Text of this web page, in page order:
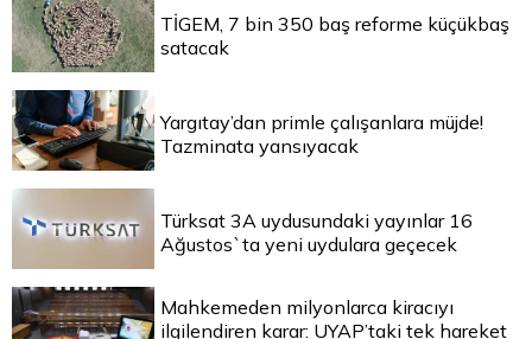
TİGEM, 7 bin 350 baş reforme küçükbaş
satacak
Yargıtay’dan primle çalışanlara müjde!
Tazminata yansıyacak
Türksat 3A uydusundaki yayınlar 16
Ağustos`ta yeni uydulara geçecek
Mahkemeden milyonlarca kiracıyı
ilgilendiren karar: UYAP’taki tek hareket